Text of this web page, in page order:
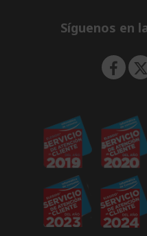
Síguenos en